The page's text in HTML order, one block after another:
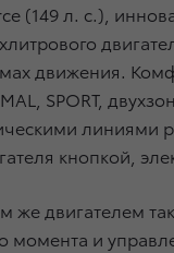
(149 л. с.),
движения.
SPORT,
линиями
кнопкой,
же двигателем
момента и